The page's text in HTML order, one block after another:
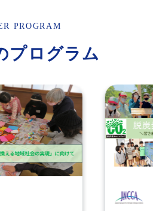
PROGRAM
プログラム